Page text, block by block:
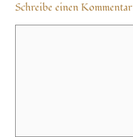
Schreibe einen Kommentar